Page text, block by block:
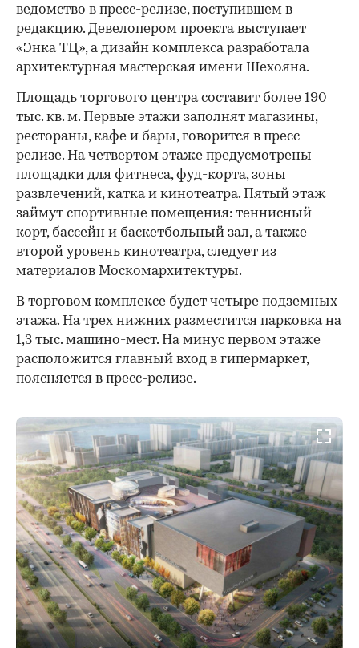
ведомство в пресс-релизе, поступившем в
редакцию. Девелопером проекта выступает
«Энка ТЦ», а дизайн комплекса разработала
архитектурная мастерская имени Шехояна.
Площадь торгового центра составит более 190
тыс. кв. м. Первые этажи заполнят магазины,
рестораны, кафе и бары, говорится в пресс-
релизе. На четвертом этаже предусмотрены
площадки для фитнеса, фуд-корта, зоны
развлечений, катка и кинотеатра. Пятый этаж
займут спортивные помещения: теннисный
корт, бассейн и баскетбольный зал, а также
второй уровень кинотеатра, следует из
материалов Москомархитектуры.
В торговом комплексе будет четыре подземных
этажа. На трех нижних разместится парковка на
1,3 тыс. машино-мест. На минус первом этаже
расположится главный вход в гипермаркет,
поясняется в пресс-релизе.